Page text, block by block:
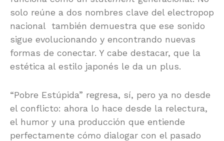
solo reúne a dos nombres clave del electropop
nacional también demuestra que ese sonido
sigue evolucionando y encontrando nuevas
formas de conectar. Y cabe destacar, que la
estética al estilo japonés le da un plus.
“Pobre Estúpida” regresa, sí, pero ya no desde
el conflicto: ahora lo hace desde la relectura,
el humor y una producción que entiende
perfectamente cómo dialogar con el pasado